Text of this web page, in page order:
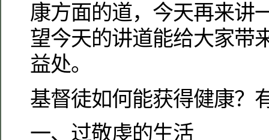
康方面的道，今天再来讲
望今天的讲道能给大家带
益处。
基督徒如何能获得健康？
一、过敬虔的生活